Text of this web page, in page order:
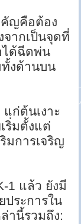
คัญคือต้อง
จากเป็นจุดที่
ได้ฉีดพ่น
ทั้งด้านบน
ก่ต้นเงาะ
ริ่มตั้งแต่
มการเจริญ
1 แล้ว ยังมี
ระการใน
านี้รวมถึง: